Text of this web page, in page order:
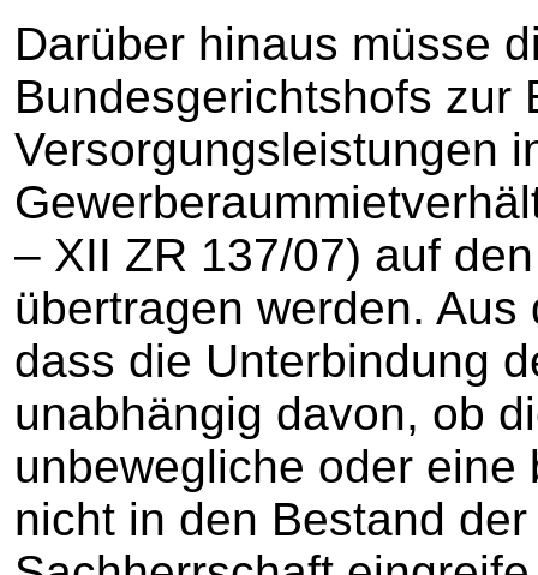
Darüber hinaus müsse
Bundesgerichtshofs zur
Versorgungsleistungen
– XII ZR 137/07) auf
übertragen werden.
dass die Unterbindung
unabhängig davon, ob
unbewegliche oder
nicht in den Bestand